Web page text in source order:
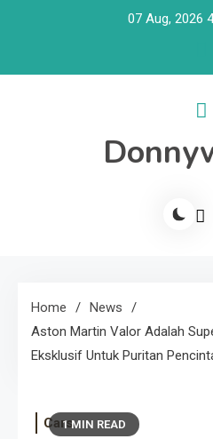
07 Aug, 2026
Home
News
Aston Martin Valor Adalah
Eksklusif Untuk Puritan
1 MIN READ
Cars